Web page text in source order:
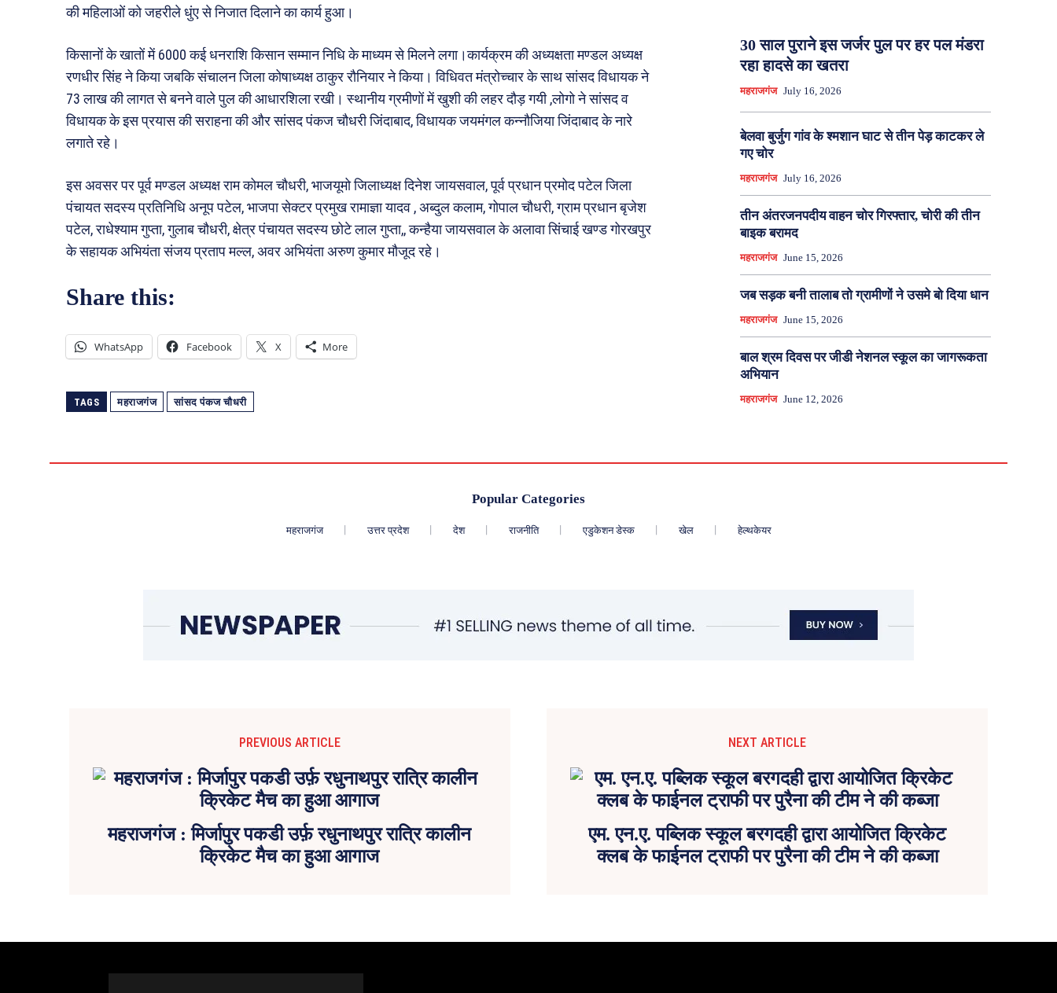
की महिलाओं को जहरीले धुंए से निजात दिलाने का कार्य हुआ।
किसानों के खातों में 6000 कई धनराशि किसान सम्मान निधि के माध्यम से मिलने लगा।कार्यक्रम की अध्यक्षता मण्डल अध्यक्ष
रणधीर सिंह ने किया जबकि संचालन जिला कोषाध्यक्ष ठाकुर रौनियार ने किया। विधिवत मंत्रोच्चार के साथ सांसद विधायक ने
73 लाख की लागत से बनने वाले पुल की आधारशिला रखी। स्थानीय ग्रमीणों में खुशी की लहर दौड़ गयी ,लोगो ने सांसद व
विधायक के इस प्रयास की सराहना की और सांसद पंकज चौधरी जिंदाबाद, विधायक जयमंगल कन्नौजिया जिंदाबाद के नारे
लगाते रहे।
इस अवसर पर पूर्व मण्डल अध्यक्ष राम कोमल चौधरी, भाजयूमो जिलाध्यक्ष दिनेश जायसवाल, पूर्व प्रधान प्रमोद पटेल जिला
पंचायत सदस्य प्रतिनिधि अनूप पटेल, भाजपा सेक्टर प्रमुख रामाज्ञा यादव , अब्दुल कलाम, गोपाल चौधरी, ग्राम प्रधान बृजेश
पटेल, राधेश्याम गुप्ता, गुलाब चौधरी, क्षेत्र पंचायत सदस्य छोटे लाल गुप्ता,, कन्हैया जायसवाल के अलावा सिंचाई खण्ड गोरखपुर
के सहायक अभियंता संजय प्रताप मल्ल, अवर अभियंता अरुण कुमार मौजूद रहे।
Share this:
WhatsApp Facebook X More
TAGS महराजगंज सांसद पंकज चौधरी
30 साल पुराने इस जर्जर पुल पर हर पल मंडरा
रहा हादसे का खतरा
महराजगंज July 16, 2026
बेलवा बुर्जुग गांव के श्मशान घाट से तीन पेड़ काटकर ले
गए चोर
महराजगंज July 16, 2026
तीन अंतरजनपदीय वाहन चोर गिरफ्तार, चोरी की तीन
बाइक बरामद
महराजगंज June 15, 2026
जब सड़क बनी तालाब तो ग्रामीणों ने उसमे बो दिया धान
महराजगंज June 15, 2026
बाल श्रम दिवस पर जीडी नेशनल स्कूल का जागरूकता
अभियान
महराजगंज June 12, 2026
Popular Categories
महराजगंज उत्तर प्रदेश देश राजनीति एडुकेशन डेस्क खेल हेल्थकेयर
PREVIOUS ARTICLE
महराजगंज : मिर्जापुर पकडी उर्फ़ रधुनाथपुर रात्रि कालीन
क्रिकेट मैच का हुआ आगाज
NEXT ARTICLE
एम. एन.ए. पब्लिक स्कूल बरगदही द्वारा आयोजित क्रिकेट
क्लब के फाईनल ट्राफी पर पुरैना की टीम ने की कब्जा